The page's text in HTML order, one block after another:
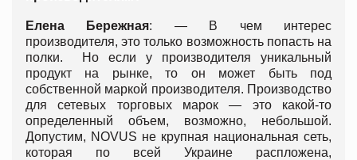
Елена Бережная: — В чем интерес
производителя, это только возможность попасть на
полки. Но если у производителя уникальный
продукт на рынке, то он может быть под
собственной маркой производителя. Производство
для сетевых торговых марок — это какой-то
определенный объем, возможно, небольшой.
Допустим, NOVUS не крупная национальная сеть,
которая по всей Украине распложена,